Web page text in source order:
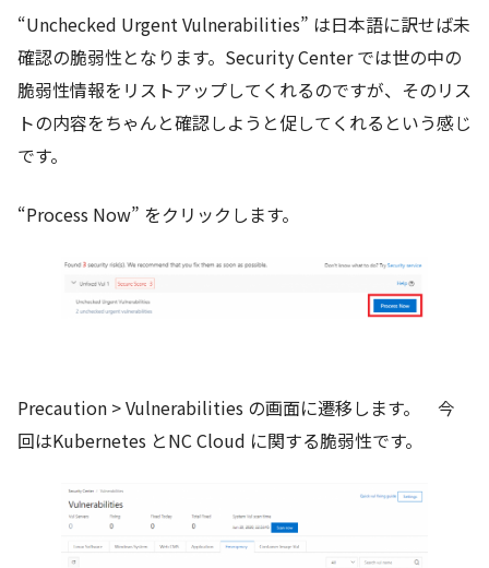
“Unchecked Urgent Vulnerabilities” は日本語に訳せば未
確認の脆弱性となります。Security Center では世の中の
脆弱性情報をリストアップしてくれるのですが、そのリス
トの内容をちゃんと確認しようと促してくれるという感じ
です。
“Process Now” をクリックします。
Precaution > Vulnerabilities の画面に遷移します。 今
回はKubernetes とNC Cloud に関する脆弱性です。